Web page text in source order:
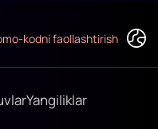
kodni faollashtirish
Yangiliklar